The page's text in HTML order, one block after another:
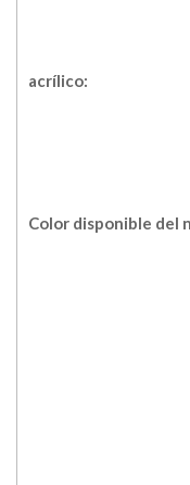
acrílico:
Color disponible del